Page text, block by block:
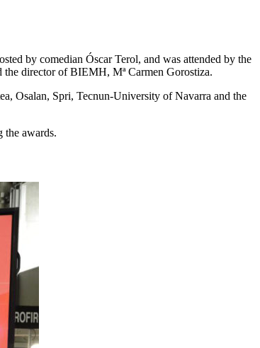
by comedian Óscar Terol, and was attended by the
director of BIEMH, Mª Carmen Gorostiza.
Osalan, Spri, Tecnun-University of Navarra and the
the awards.